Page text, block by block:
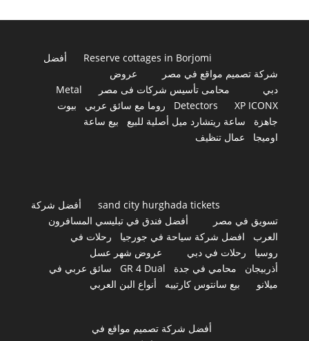
Reserve cottages in Borjomi
أفضل
شركة تصميم مواقع في مصر
عروض
دبي
محامى تأسيس شركات فى مصر
Metal
Detectors
XP ICONX روما مع سائق عربي
بيوت
جاهزة
ساعة ريتشارد ميل أصلية للبيع
بيع ساعة
اوميجا
عمال تنظيف
sand city hurghada tickets
أفضل شركة
تسويق في مصر
أفضل فندق في تبليسي المسافرون
العرب
افضل شركة سياحة في جورجيا
رحلات في
روسيا
رحلات في دبي
عروض شهر عسل
أذربيجان
محامي في جدة GR 4 Dual
سائق عربي في
ميلانو
بيع سانتوس كارتييه أنواع البن العربي
أفضل شركة تصميم مواقع في